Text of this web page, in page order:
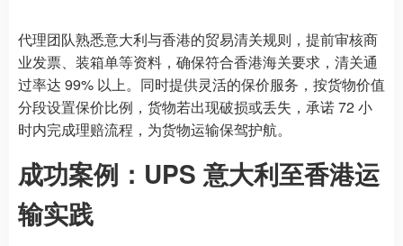
代理团队熟悉意大利与香港的贸易清关规则，提前审核商
业发票、装箱单等资料，确保符合香港海关要求，清关通
过率达 99% 以上。同时提供灵活的保价服务，按货物价值
分段设置保价比例，货物若出现破损或丢失，承诺 72 小
时内完成理赔流程，为货物运输保驾护航。
成功案例：UPS 意大利至香港运
输实践